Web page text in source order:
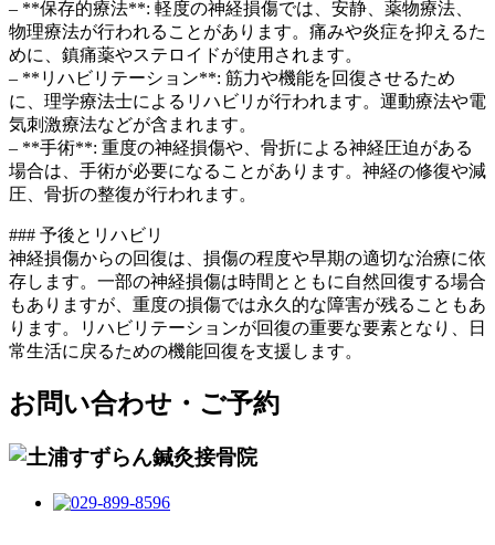
– **保存的療法**: 軽度の神経損傷では、安静、薬物療法、
物理療法が行われることがあります。痛みや炎症を抑えるた
めに、鎮痛薬やステロイドが使用されます。
– **リハビリテーション**: 筋力や機能を回復させるため
に、理学療法士によるリハビリが行われます。運動療法や電
気刺激療法などが含まれます。
– **手術**: 重度の神経損傷や、骨折による神経圧迫がある
場合は、手術が必要になることがあります。神経の修復や減
圧、骨折の整復が行われます。
### 予後とリハビリ
神経損傷からの回復は、損傷の程度や早期の適切な治療に依
存します。一部の神経損傷は時間とともに自然回復する場合
もありますが、重度の損傷では永久的な障害が残ることもあ
ります。リハビリテーションが回復の重要な要素となり、日
常生活に戻るための機能回復を支援します。
お問い合わせ・ご予約